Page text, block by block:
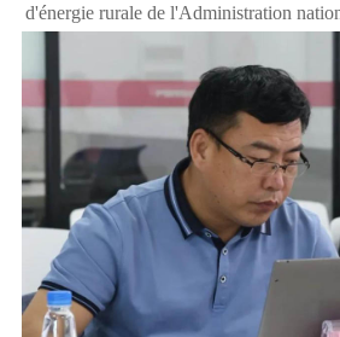
d'énergie rurale de l'Administration